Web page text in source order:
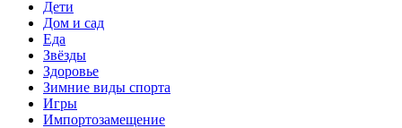
Дети
Дом и сад
Еда
Звёзды
Здоровье
Зимние виды спорта
Игры
Импортозамещение